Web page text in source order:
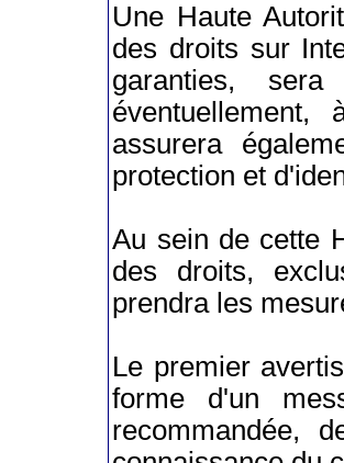
Une Haute
des droits sur
garanties,
assurera
protection et
Au sein de cette
des droits,
prendra les
Le premier
forme d'un
recommandée,